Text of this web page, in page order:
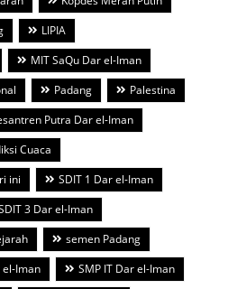
LIPIA
MIT SaQu Dar el-Iman
Padang
Palestina
Putra Dar el-Iman
Cuaca
ini
SDIT 1 Dar el-Iman
3 Dar el-Iman
semen Padang
el-Iman
SMP IT Dar el-Iman